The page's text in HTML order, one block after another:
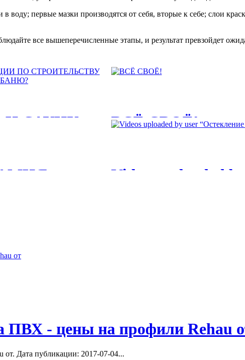
воду; первые мазки производятся от себя, вторые к себе; слои
все вышеперечисленные этапы, и результат превзойдет
САУНУ:
ПО СТРОИТЕЛЬСТВУ И
ВСЁ СВОЁ!
Videos uploaded
занятия в бассейне...
ПВХ - цены на профили Rehau
Дата публикации: 2017-07-04...